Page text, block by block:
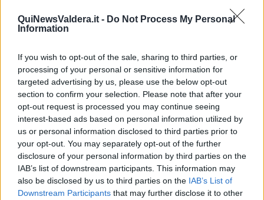
QuiNewsValdera.it - Do Not Process My Personal
Information
If you wish to opt-out of the sale, sharing to third parties, or
processing of your personal or sensitive information for
targeted advertising by us, please use the below opt-out
section to confirm your selection. Please note that after your
opt-out request is processed you may continue seeing
interest-based ads based on personal information utilized by
us or personal information disclosed to third parties prior to
your opt-out. You may separately opt-out of the further
disclosure of your personal information by third parties on the
IAB’s list of downstream participants. This information may
also be disclosed by us to third parties on the IAB’s List of
Downstream Participants that may further disclose it to other
Natale da incubo per Boris Johnson
La questione Ucraina
Una vigilia di Natale per un nuovo Rais
La questione israelo-palestinese ignorata dal G20
Erdogan continua a sfidare l'Occidente
Libano, collasso economico e guerra civile
Johnson, da Trump a Biden alla Brexit
L'AUKUS e il Quad
Biden, primo presidente USA non in guerra
Papa Bergoglio vedrà Viktor Orbán
Bennet, un giorno in attesa di Biden
Il ritorno dei talebani
​La lenta agonia del Libano
Sudafrica, è allarme alimentare
Usa di nuovo al centro della geopolitica internazionale